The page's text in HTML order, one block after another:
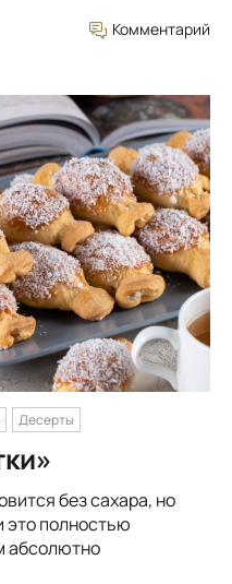
Комментарий
Десерты
без сахара, но
это полностью
абсолютно